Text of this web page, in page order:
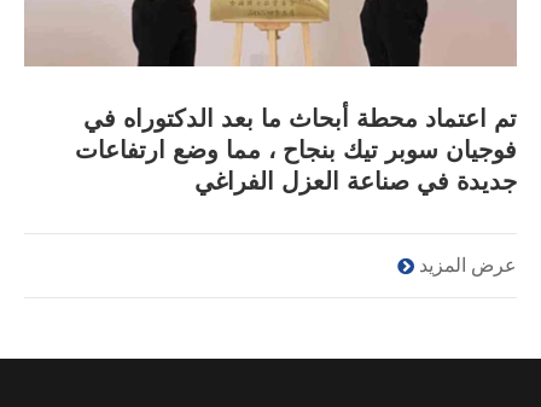
تم اعتماد محطة أبحاث ما بعد الدكتوراه في
فوجيان سوبر تيك بنجاح ، مما وضع ارتفاعات
جديدة في صناعة العزل الفراغي
عرض المزيد